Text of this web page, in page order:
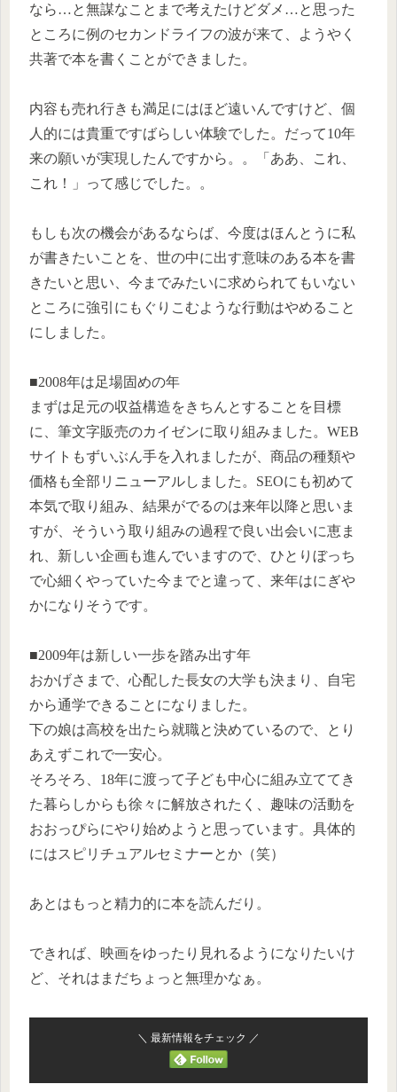
なら…と無謀なことまで考えたけどダメ…と思った
ところに例のセカンドライフの波が来て、ようやく
共著で本を書くことができました。
内容も売れ行きも満足にはほど遠いんですけど、個
人的には貴重ですばらしい体験でした。だって10年
来の願いが実現したんですから。。「ああ、これ、
これ！」って感じでした。。
もしも次の機会があるならば、今度はほんとうに私
が書きたいことを、世の中に出す意味のある本を書
きたいと思い、今までみたいに求められてもいない
ところに強引にもぐりこむような行動はやめること
にしました。
■2008年は足場固めの年
まずは足元の収益構造をきちんとすることを目標
に、筆文字販売のカイゼンに取り組みました。WEB
サイトもずいぶん手を入れましたが、商品の種類や
価格も全部リニューアルしました。SEOにも初めて
本気で取り組み、結果がでるのは来年以降と思いま
すが、そういう取り組みの過程で良い出会いに恵ま
れ、新しい企画も進んでいますので、ひとりぼっち
で心細くやっていた今までと違って、来年はにぎや
かになりそうです。
■2009年は新しい一歩を踏み出す年
おかげさまで、心配した長女の大学も決まり、自宅
から通学できることになりました。
下の娘は高校を出たら就職と決めているので、とり
あえずこれで一安心。
そろそろ、18年に渡って子ども中心に組み立ててき
た暮らしからも徐々に解放されたく、趣味の活動を
おおっぴらにやり始めようと思っています。具体的
にはスピリチュアルセミナーとか（笑）
あとはもっと精力的に本を読んだり。
できれば、映画をゆったり見れるようになりたいけ
ど、それはまだちょっと無理かなぁ。
＼ 最新情報をチェック ／